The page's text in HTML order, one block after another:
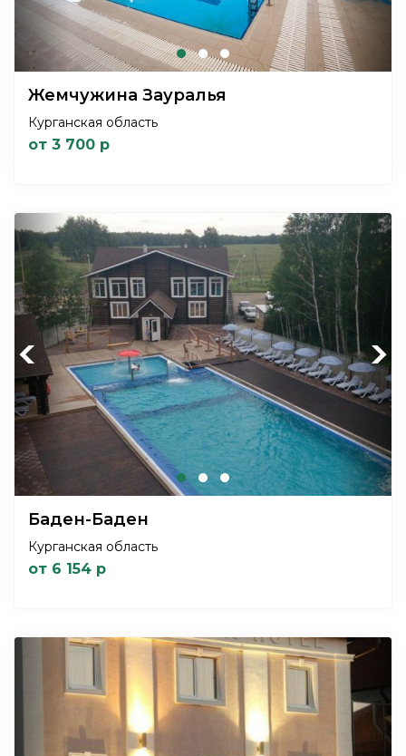
Жемчужина Зауралья
Курганская область
от 3 700 р
Previous Next
Баден-Баден
Курганская область
от 6 154 р